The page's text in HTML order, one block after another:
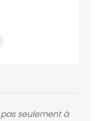
seulement à